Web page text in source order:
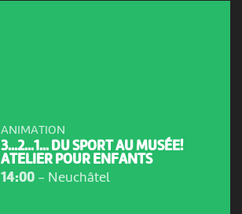
ANIMATION
3...2...1... DU SPORT AU MUSÉE!
ATELIER POUR ENFANTS
14:00- Neuchâtel